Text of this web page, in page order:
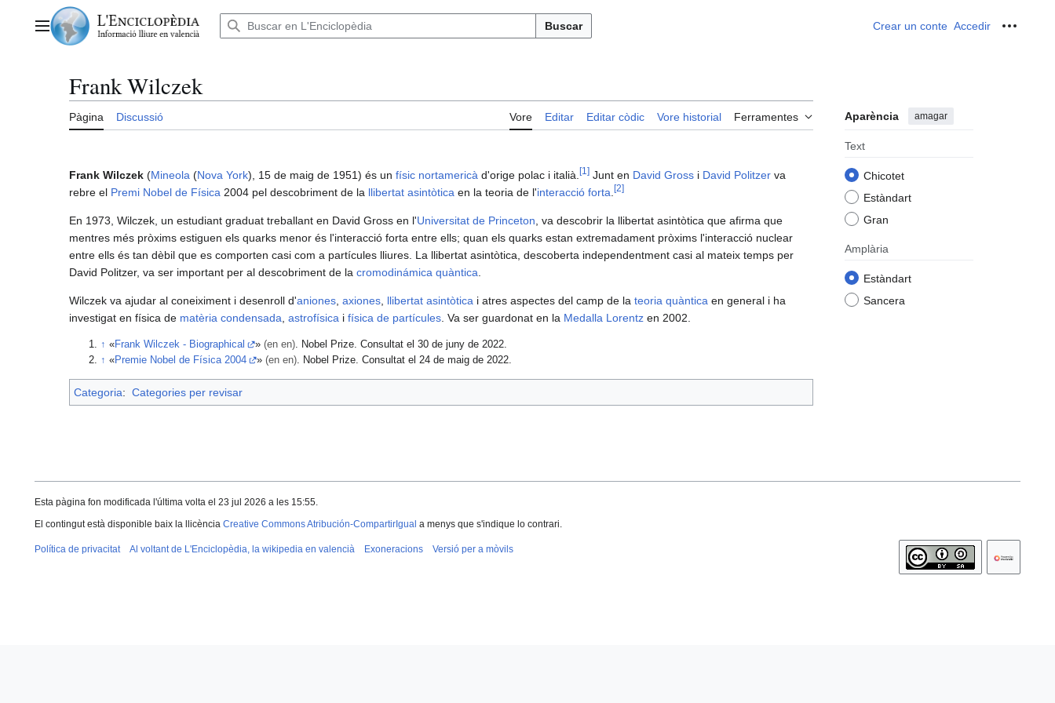
contingutMenú principal Buscar Crear un conte Accedir
Frank Wilczek
Pàgina Discussió Vore Editar Editar còdic Vore historial Ferramentes Aparència amagar
Text
Chicotet
Estàndart
Gran
Amplària
Estàndart
Sancera
Frank Wilczek (Mineola (Nova York), 15 de maig de 1951) és un físic nortamericà d'orige polac i italià. [1 ] Junt en David Gross i David Politzer va
rebre el Premi Nobel de Física 2004 pel descobriment de la llibertat asintòtica en la teoria de l'interacció forta [2]
En 1973, Wilczek, un estudiant graduat treballant en David Gross en l'Universitat de Princeton , va descobrir la llibertat asintòtica que afirma que
mentres més pròxims estiguen els quarks menor és l'interacció forta entre ells; quan els quarks estan extremadament pròxims l'interacció nuclear
entre ells és tan dèbil que es comporten casi com a partícules lliures. La llibertat asintòtica, descoberta independentment casi al mateix temps per
David Politzer, va ser important per al descobriment de la cromodinámica quàntica
Wilczek va ajudar al coneiximent i desenroll d'aniones axiones llibertat asintòtica i atres aspectes del camp de la teoria quàntica en general i ha
investigat en física de matèria condensada astrofísica i física de partícules . Va ser guardonat en la Medalla Lorentz en 2002.
↑ «Frank Wilczek - Biographical » (en en). Nobel Prize. Consultat el 30 de juny de 2022.
↑ «Premie Nobel de Física 2004 » (en en). Nobel Prize. Consultat el 24 de maig de 2022.
Categoria: Categories per revisar
Esta pàgina fon modificada l'última volta el 23 jul 2026 a les 15:55.
El contingut està disponible baix la llicència Creative Commons Atribución-CompartirIgual a menys que s'indique lo contrari.
Política de privacitat Al voltant de L'Enciclopèdia, la wikipedia en valencià Exoneracions Versió per a mòvils